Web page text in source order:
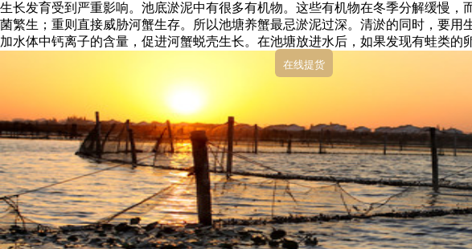
生长发育受到严重影响。池底淤泥中有很多有机物。这些有机物在冬季分解缓慢
菌繁生；重则直接威胁河蟹生存。所以池塘养蟹最忌淤泥过深。清淤的同时，要
加水体中钙离子的含量，促进河蟹蜕壳生长。在池塘放进水后，如果发现有蛙类
在线提货